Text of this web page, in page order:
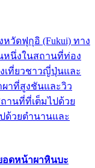
หวัดฟุกุอิ (Fukui) ทาง
หนึ่งในสถานที่ท่อง
เที่ยวชาวญี่ปุ่นและ
าที่สูงชันและวิว
านที่ที่เต็มไปด้วย
ด้วยตำนานและ
อดหน้าผาหินบะ